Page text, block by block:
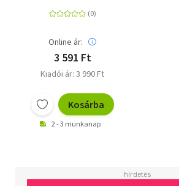
Online ár:
3 591 Ft
Kiadói ár: 3 990 Ft
Kosárba
2 - 3 munkanap